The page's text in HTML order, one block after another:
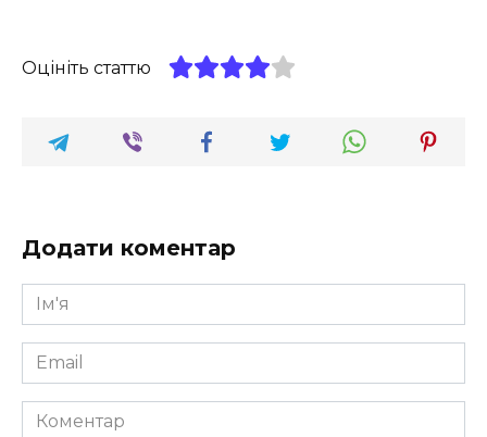
Оцініть статтю
Додати коментар
Ім'я
*
Email
*
Коментар